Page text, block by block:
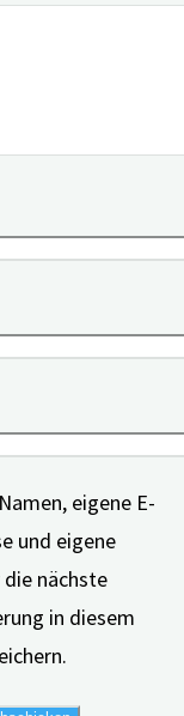
eigene E-
und eigene
nächste
in diesem